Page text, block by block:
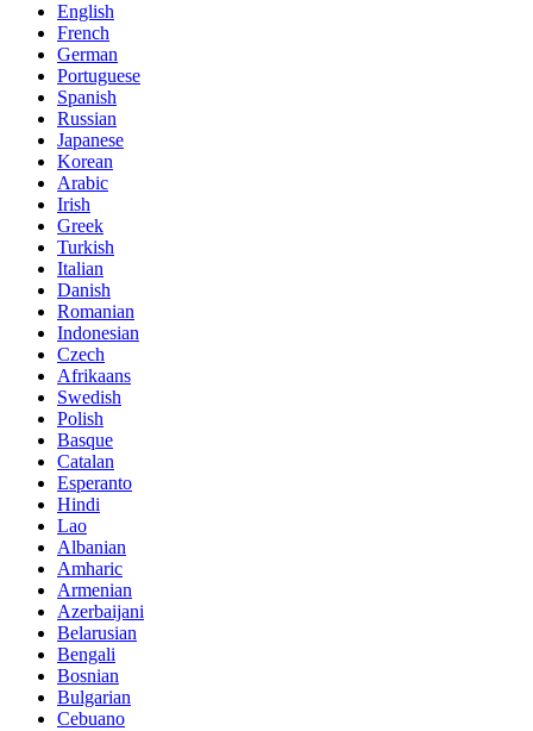
English
French
German
Portuguese
Spanish
Russian
Japanese
Korean
Arabic
Irish
Greek
Turkish
Italian
Danish
Romanian
Indonesian
Czech
Afrikaans
Swedish
Polish
Basque
Catalan
Esperanto
Hindi
Lao
Albanian
Amharic
Armenian
Azerbaijani
Belarusian
Bengali
Bosnian
Bulgarian
Cebuano